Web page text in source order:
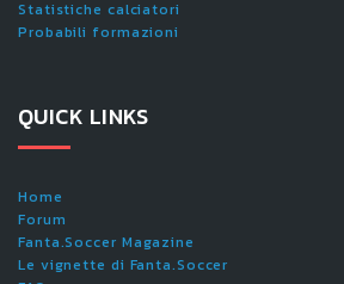
Statistiche calciatori
Probabili formazioni
QUICK LINKS
Home
Forum
Fanta.Soccer Magazine
Le vignette di Fanta.Soccer